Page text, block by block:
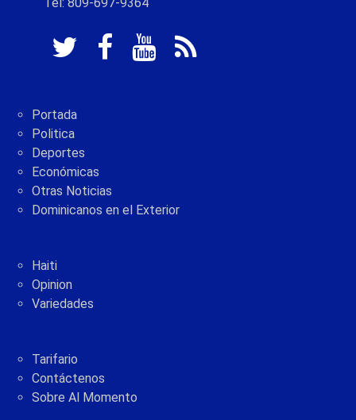
Portada
Politica
Deportes
Económicas
Otras Noticias
Dominicanos en el Exterior
Haiti
Opinion
Variedades
Tarifario
Contáctenos
Sobre Al Momento